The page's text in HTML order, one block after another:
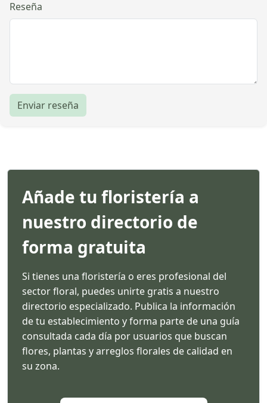
Reseña
Enviar reseña
Añade tu floristería a
nuestro directorio de
forma gratuita
Si tienes una floristería o eres profesional del
sector floral, puedes unirte gratis a nuestro
directorio especializado. Publica la información
de tu establecimiento y forma parte de una guía
consultada cada día por usuarios que buscan
flores, plantas y arreglos florales de calidad en
su zona.